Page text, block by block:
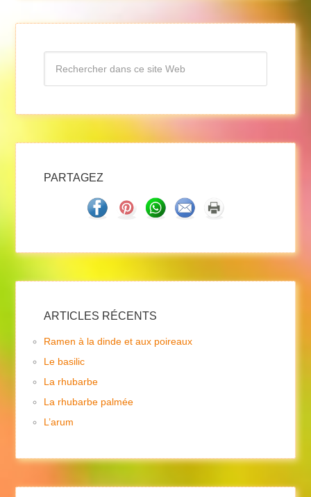
PARTAGEZ
ARTICLES RÉCENTS
Ramen à la dinde et aux poireaux
Le basilic
La rhubarbe
La rhubarbe palmée
L’arum